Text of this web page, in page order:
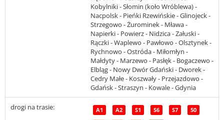
Kobylniki - Słomin (koło Wróblewa) -
Nacpolsk - Pieńki Rzewińskie - Glinojeck -
Strzegowo - Żurominek - Mława -
Napierki - Powierz - Nidzica - Załuski -
Rączki - Waplewo - Pawłowo - Olsztynek -
Rychnowo - Ostróda - Miłomłyn -
Małdyty - Marzewo - Pasłęk - Bogaczewo -
Elbląg - Nowy Dwór Gdański - Dworek -
Cedry Małe - Koszwały - Przejazdowo -
Gdańsk - Straszyn - Kowale - Gdynia
drogi na trasie: A1 A2 S1 S6 S7 50